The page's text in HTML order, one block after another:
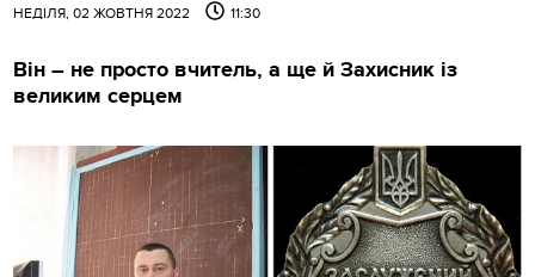
НЕДІЛЯ, 02 ЖОВТНЯ 2022 11:30
Він – не просто вчитель, а ще й Захисник із
великим серцем